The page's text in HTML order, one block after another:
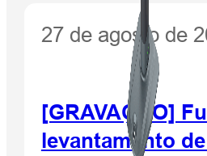
27 de agosto de
[GRAVAÇÃO]
levantamento